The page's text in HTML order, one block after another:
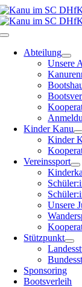
Zum
Inhalt
springen
Toggle
NavigationAbteilung
Unsere
Kinder Kanu
Kinder
Vereinssport
Unsere
Stützpunkt
Sponsoring
Bootsverleih